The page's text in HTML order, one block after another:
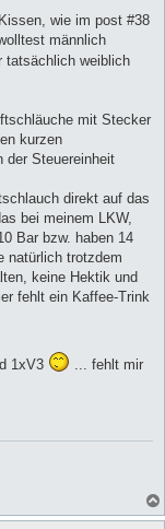
wie im post #38
männlich
tatsächlich weiblich
mit Stecker
kurzen
der Steuereinheit
direkt auf das
bei meinem LKW,
Bar bzw. haben 14
natürlich trotzdem
keine Hektik und
fehlt ein Kaffee-Trink
1xV3 ... fehlt mir